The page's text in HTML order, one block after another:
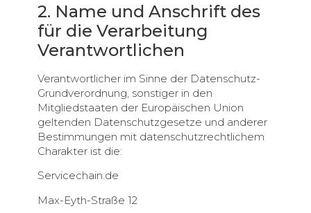
2. Name und Anschrift des
für die Verarbeitung
Verantwortlichen
Verantwortlicher im Sinne der Datenschutz-
Grundverordnung, sonstiger in den
Mitgliedstaaten der Europäischen Union
geltenden Datenschutzgesetze und anderer
Bestimmungen mit datenschutzrechtlichem
Charakter ist die:
Servicechain.de
Max-Eyth-Straße 12